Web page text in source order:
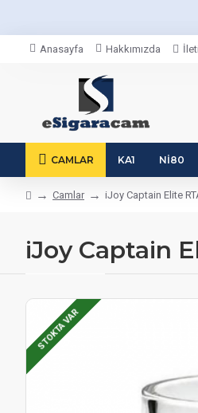
Anasayfa Hakkımızda
CAMLAR KA1 NI80
Camlar iJoy Captain Elite
iJoy Captain
STOKTA VAR